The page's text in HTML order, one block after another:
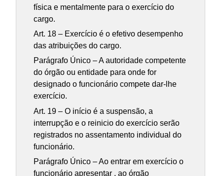
física e mentalmente para o exercício do
cargo.
Art. 18 – Exercício é o efetivo desempenho
das atribuições do cargo.
Parágrafo Único – A autoridade competente
do órgão ou entidade para onde for
designado o funcionário compete dar-lhe
exercício.
Art. 19 – O início é a suspensão, a
interrupção e o reinicio do exercício serão
registrados no assentamento individual do
funcionário.
Parágrafo Único – Ao entrar em exercício o
funcionário apresentar , ao órgão